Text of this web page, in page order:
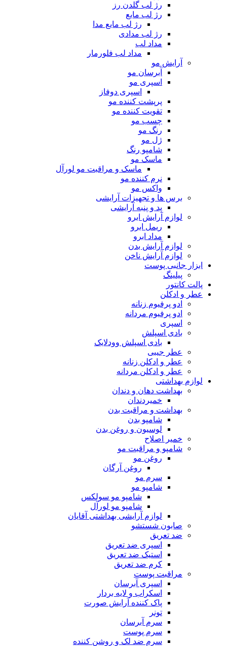
رژ لب گلدن رز
رژ لب مایع
رژ لب مایع مدا
رژ لب مدادی
مداد لب
مداد لب فلورمار
آرایش مو
آبرسان مو
اسپری مو
اسپری دوفاز
پرپشت کننده مو
تقویت کننده مو
چسب مو
رنگ مو
ژل مو
شامپو رنگ
ماسک مو
ماسک و مراقبت مو لورآل
نرم کننده مو
واکس مو
برس ها و تجهیزات آرایشی
پد و پنبه آرایشی
لوازم آرایش ابرو
ریمل ابرو
مداد ابرو
لوازم آرایش بدن
لوازم آرایش ناخن
ابزار جانبی پوست
پیلینگ
پالت کانتور
عطر و ادکلن
ادو پرفیوم زنانه
ادو پرفیوم مردانه
اسپری
بادی اسپلش
بادی اسپلش وودلایک
عطر جیبی
عطر و ادکلن زنانه
عطر و ادکلن مردانه
لوازم بهداشتی
بهداشت دهان و دندان
خمیردندان
بهداشت و مراقبت بدن
شامپو بدن
لوسیون و روغن بدن
خمیر اصلاح
شامپو و مراقبت مو
روغن مو
روغن آرگان
سرم مو
شامپو مو
شامپو مو سولکس
شامپو مو لورآل
لوازم آرایشی بهداشتی آقایان
صابون شستشو
ضد تعریق
اسپری ضد تعریق
استیک ضد تعریق
کرم ضد تعریق
مراقبت پوست
اسپری آبرسان
اسکراب و لایه بردار
پاک کننده آرایش صورت
تونر
سرم آبرسان
سرم پوست
سرم ضد لک و روشن کننده